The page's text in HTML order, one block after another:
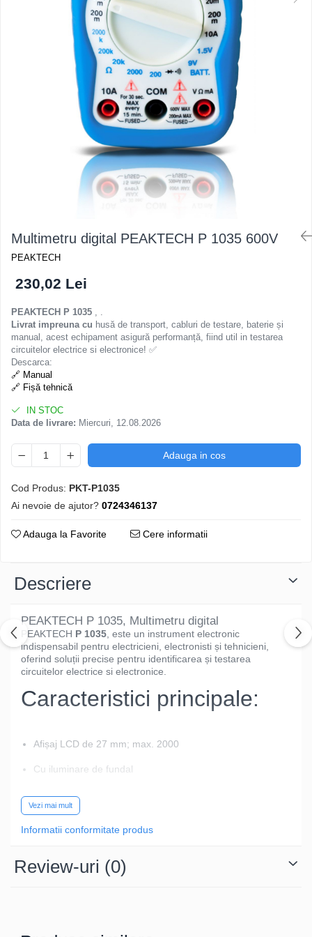
Multimetru digital PEAKTECH P 1035 600V
PEAKTECH
230,02 Lei
PEAKTECH P 1035 , .
Livrat impreuna cu husă de transport, cabluri de testare, baterie și
manual, acest echipament asigură performanță, fiind util in testarea
circuitelor electrice si electronice! ✅
Descarca:
🔗 Manual
🔗 Fișă tehnică
IN STOC
Data de livrare: Miercuri, 12.08.2026
Adauga in cos
Cod Produs: PKT-P1035
Ai nevoie de ajutor? 0724346137
Adauga la Favorite Cere informatii
Descriere
PEAKTECH P 1035, Multimetru digital
PEAKTECH P 1035 , este un instrument electronic
indispensabil pentru electricieni, electronisti și tehnicieni,
oferind soluții precise pentru identificarea și testarea
circuitelor electrice si electronice.
Caracteristici principale:
Afișaj LCD de 27 mm; max. 2000
Cu iluminare de fundal
Funcție de păstrare a datelor
Funcția de testare a bateriei pentru bateriile de 1,5V și
Vezi mai mult
Informatii conformitate produs
Review-uri (0)